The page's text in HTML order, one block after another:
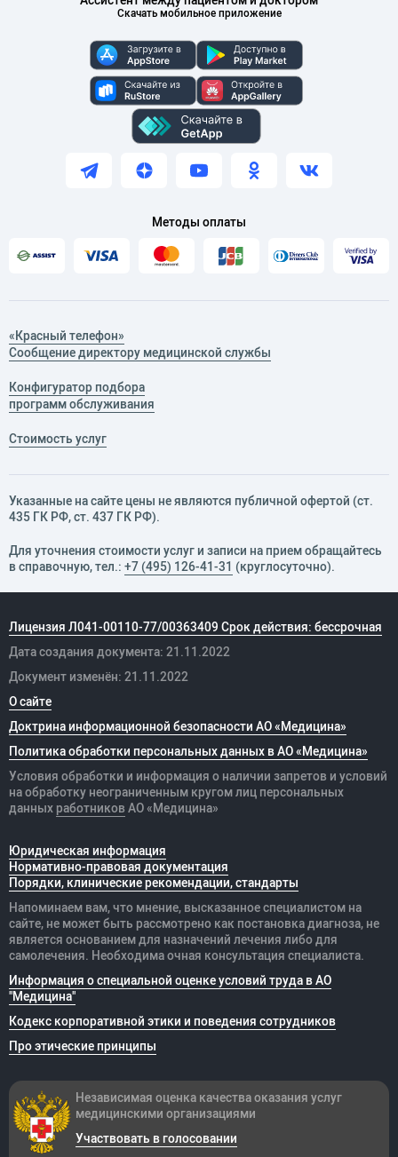
Скачать мобильное приложение
Методы оплаты
«Красный телефон»
Сообщение директору медицинской службы
Конфигуратор подбора
программ обслуживания
Стоимость услуг
Указанные на сайте цены не являются публичной офертой (ст.
435 ГК РФ, cт. 437 ГК РФ).
Для уточнения стоимости услуг и записи на прием обращайтесь
в справочную, тел.: +7 (495) 126-41-31 (круглосуточно).
Лицензия Л041-00110-77/00363409 Срок действия: бессрочная
Дата создания документа: 21.11.2022
Документ изменён: 21.11.2022
О сайте
Доктрина информационной безопасности АО «Медицина»
Политика обработки персональных данных в АО «Медицина»
Условия обработки и информация о наличии запретов и условий
на обработку неограниченным кругом лиц персональных
данных работников АО «Медицина»
Юридическая информация
Нормативно-правовая документация
Порядки, клинические рекомендации, стандарты
Напоминаем вам, что мнение, высказанное специалистом на
сайте, не может быть рассмотрено как постановка диагноза, не
является основанием для назначений лечения либо для
самолечения. Необходима очная консультация специалиста.
Информация о специальной оценке условий труда в АО
"Медицина"
Кодекс корпоративной этики и поведения сотрудников
Про этические принципы
Независимая оценка качества оказания услуг
медицинскими организациями
Участвовать в голосовании